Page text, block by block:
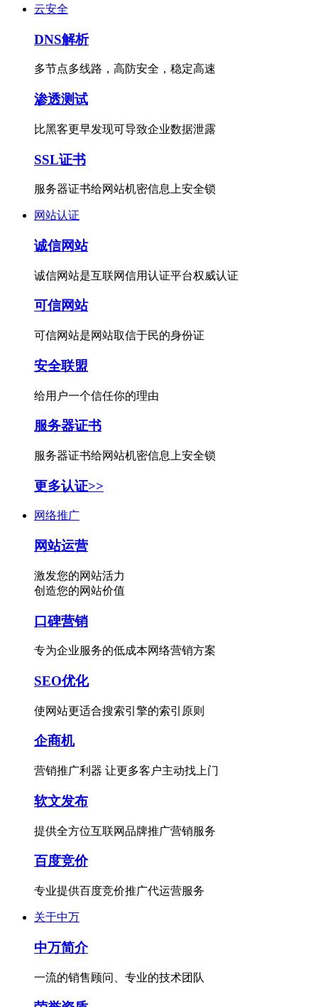
云安全
DNS解析
多节点多线路，高防安全，稳定高速
渗透测试
比黑客更早发现可导致企业数据泄露
SSL证书
服务器证书给网站机密信息上安全锁
网站认证
诚信网站
诚信网站是互联网信用认证平台权威认证
可信网站
可信网站是网站取信于民的身份证
安全联盟
给用户一个信任你的理由
服务器证书
服务器证书给网站机密信息上安全锁
更多认证>>
网络推广
网站运营
激发您的网站活力
创造您的网站价值
口碑营销
专为企业服务的低成本网络营销方案
SEO优化
使网站更适合搜索引擎的索引原则
企商机
营销推广利器 让更多客户主动找上门
软文发布
提供全方位互联网品牌推广营销服务
百度竞价
专业提供百度竞价推广代运营服务
关于中万
中万简介
一流的销售顾问、专业的技术团队